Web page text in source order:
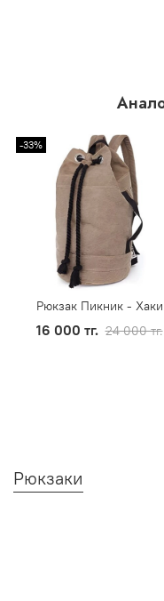
-33%
Рюкзак Пикник - Хаки
16 000 тг. 24 000 тг.
Рюкзаки